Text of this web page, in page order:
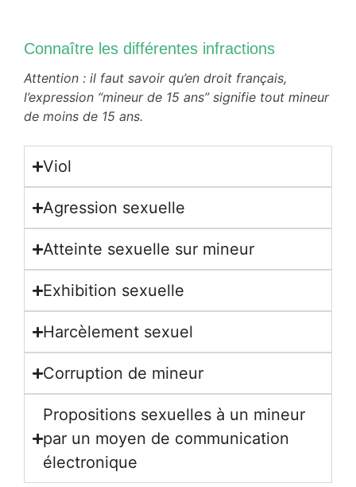
Connaître les différentes infractions
Attention : il faut savoir qu’en droit français,
l’expression “mineur de 15 ans” signifie tout mineur
de moins de 15 ans.
Viol
Agression sexuelle
Atteinte sexuelle sur mineur
Exhibition sexuelle
Harcèlement sexuel
Corruption de mineur
Propositions sexuelles à un mineur
par un moyen de communication
électronique